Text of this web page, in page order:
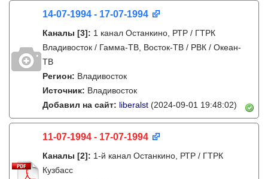
14-07-1994 - 17-07-1994
Каналы [3]: 1 канал Останкино, РТР / ГТРК
Владивосток / Гамма-ТВ, Восток-ТВ / РВК / Океан-
ТВ
Регион: Владивосток
Источник: Владивосток
Добавил на сайт: liberalst (2024-09-01 19:48:02)
11-07-1994 - 17-07-1994
Каналы [2]: 1-й канал Останкино, РТР / ГТРК
Кузбасс